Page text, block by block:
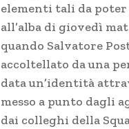
elementi tali da
all’alba di giovedì
quando Salvatore
accoltellato da una
data un’identità
messo a punto dagli
dai colleghi della